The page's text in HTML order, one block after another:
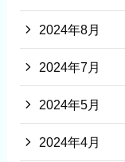
2024年8月
2024年7月
2024年5月
2024年4月